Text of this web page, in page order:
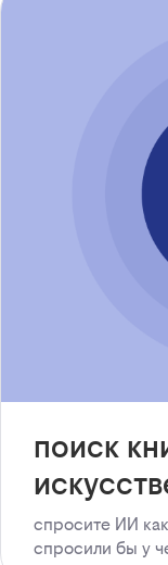
поиск
спросите ИИ
спросили бы у